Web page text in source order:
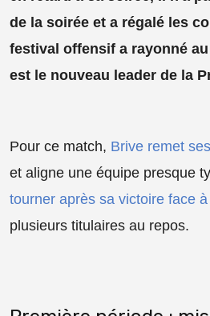
de la soirée et a régalé les
festival offensif a rayonné
est le nouveau leader de la
Pour ce match, Brive remet
et aligne une équipe presque
tourner après sa victoire face
plusieurs titulaires au repos.